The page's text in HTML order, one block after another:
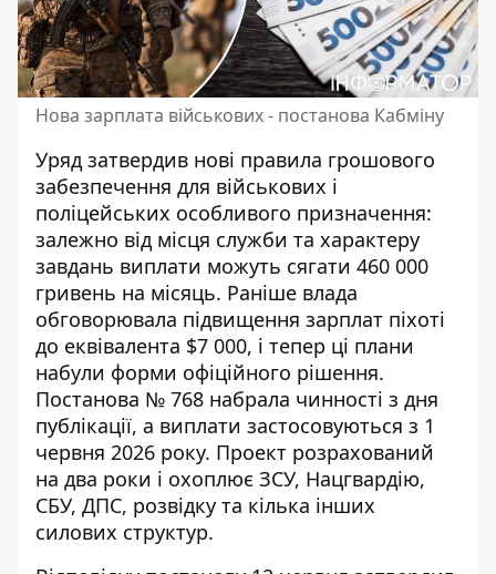
Нова зарплата військових - постанова Кабміну
Уряд затвердив нові правила грошового
забезпечення для військових і
поліцейських особливого призначення:
залежно від місця служби та характеру
завдань виплати можуть сягати 460 000
гривень на місяць. Раніше влада
обговорювала підвищення зарплат піхоті
до еквівалента $7 000, і тепер ці плани
набули форми офіційного рішення.
Постанова № 768 набрала чинності з дня
публікації, а виплати застосовуються з 1
червня 2026 року. Проект розрахований
на два роки і охоплює ЗСУ, Нацгвардію,
СБУ, ДПС, розвідку та кілька інших
силових структур.